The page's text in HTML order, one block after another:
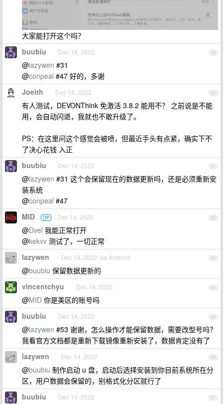
大家能打开这个吗？
49
buubiu Dec 14, 2022
@lazywen #31
@conpeal #47 好的，多谢
50
Joeith Dec 14, 2022
有人测试，DEVONThink 免激活 3.8.2 能用不？ 之前说是不能
用，会自动闪退，我就也不敢升级了。
PS：在这里问这个感觉会被喷，但最近手头有点紧，确实下不
了决心花钱 入正
51
buubiu Dec 14, 2022
@lazywen #31 这个会保留现在的数据更新吗，还是必须重新安
装系统
@conpeal #47
52
MID OP Dec 14, 2022
@Dvel 我能正常打开
@kekxv 测试了，一切正常
53
lazywen Dec 14, 2022 via Android
@buubiu 保留数据更新的
54
vincentchyu Dec 14, 2022
@MID 你是美区的账号吗
55
buubiu Dec 14, 2022
@lazywen #53 谢谢，怎么操作才能保留数据，需要改型号吗？
我看官方文档都是重新下载镜像重新安装了，数据肯定没有了
56
lazywen Dec 14, 2022
@buubiu 制作启动 u 盘，启动后选择安装到你目前系统所在分
区，用户数据会保留的，别格式化分区就行了
57
buubiu Dec 14, 2022